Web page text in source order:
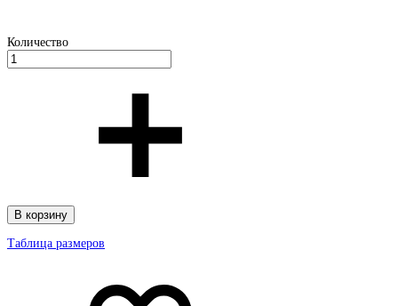
Количество
В корзину
Таблица размеров